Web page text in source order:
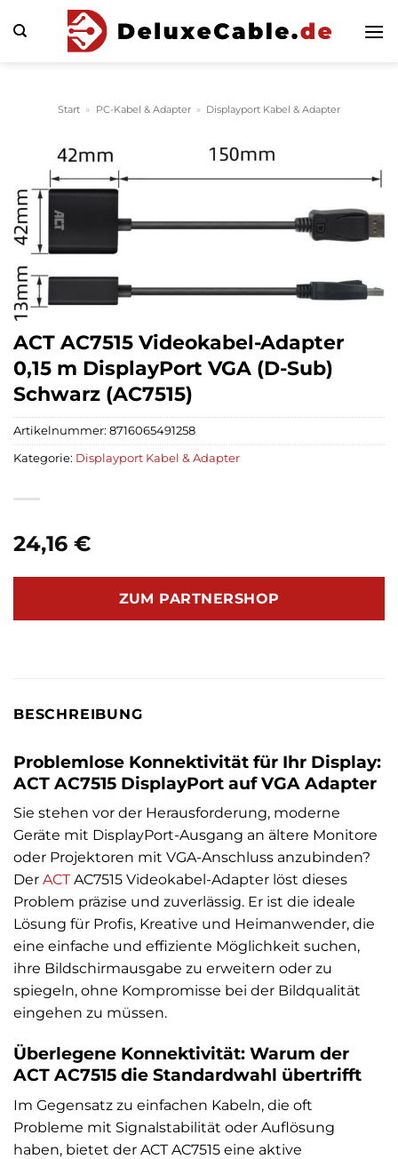
Inhalt
Start » PC-Kabel & Adapter » Displayport Kabel & Adapter
ACT AC7515 Videokabel-Adapter
0,15 m DisplayPort VGA (D-Sub)
Schwarz (AC7515)
24,16 €
ZUM PARTNERSHOP
Artikelnummer: 8716065491258
Kategorie: Displayport Kabel & Adapter
BESCHREIBUNG
Problemlose Konnektivität für Ihr Display:
ACT AC7515 DisplayPort auf VGA Adapter
Sie stehen vor der Herausforderung, moderne
Geräte mit DisplayPort-Ausgang an ältere Monitore
oder Projektoren mit VGA-Anschluss anzubinden?
Der ACTAC7515 Videokabel-Adapter löst dieses
Problem präzise und zuverlässig. Er ist die ideale
Lösung für Profis, Kreative und Heimanwender, die
eine einfache und effiziente Möglichkeit suchen,
ihre Bildschirmausgabe zu erweitern oder zu
spiegeln, ohne Kompromisse bei der Bildqualität
eingehen zu müssen.
Überlegene Konnektivität: Warum der
ACT AC7515 die Standardwahl übertrifft
Im Gegensatz zu einfachen Kabeln, die oft
Probleme mit Signalstabilität oder Auflösung
haben, bietet der ACT AC7515 eine aktive